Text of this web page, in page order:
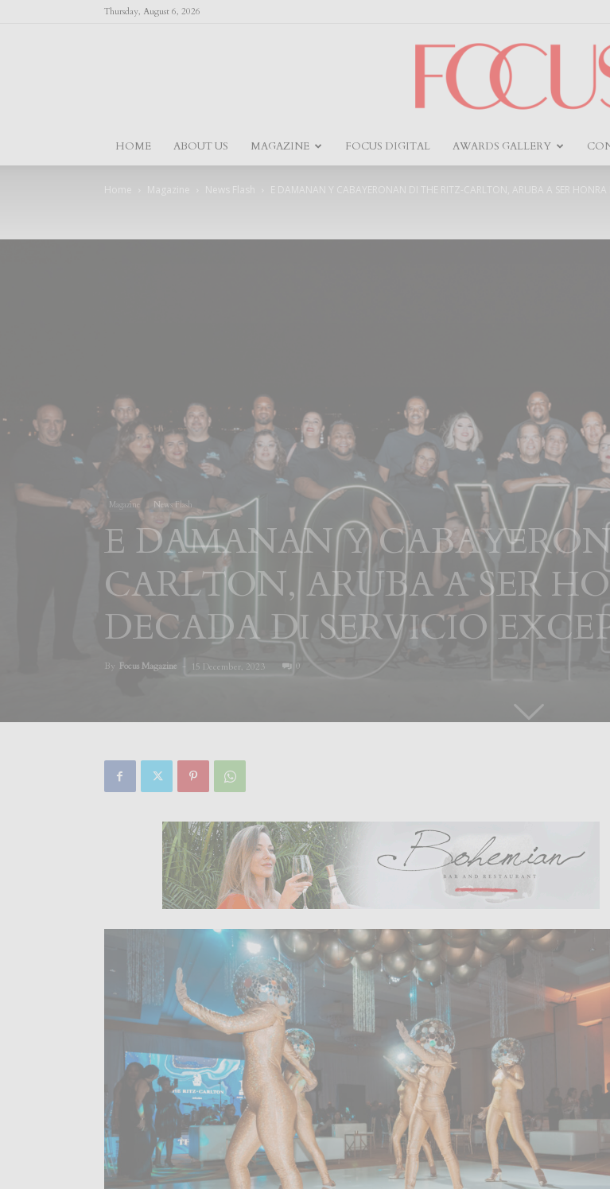
Thursday, August 6, 2026
HOME ABOUT US MAGAZINE FOCUS DIGITAL AWARDS GALLERY
Home Magazine News Flash E DAMANAN Y CABAYERONAN DI THE RITZ-CARLTON, ARUBA A SER HONRA
Magazine News Flash
E DAMANAN Y
CARLTON, ARUBA A SER
DECADA DI SERVICIO
By Focus Magazine - 15 December, 2023 0